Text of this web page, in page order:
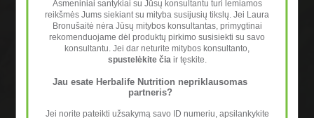
Asmeniniai santykiai su Jūsų konsultantu turi lemiamos
reikšmės Jums siekiant su mityba susijusių tikslų. Jei Laura
Bronušaitė nėra Jūsų mitybos konsultantas, primygtinai
rekomenduojame dėl produktų pirkimo susisiekti su savo
konsultantu. Jei dar neturite mitybos konsultanto,
spustelėkite čia ir tęskite.
Jau esate Herbalife Nutrition nepriklausomas
partneris?
Jei norite pateikti užsakymą savo ID numeriu, apsilankykite
Dovanų Kuponas 30
€30.00
Dovanų Kuponas 50
€50.00